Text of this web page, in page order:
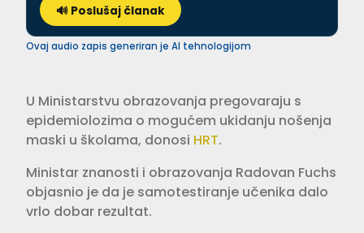
🔊 Poslušaj članak
Ovaj audio zapis generiran je AI tehnologijom
U Ministarstvu obrazovanja pregovaraju s
epidemiolozima o mogućem ukidanju nošenja
maski u školama, donosi HRT.
Ministar znanosti i obrazovanja Radovan Fuchs
objasnio je da je samotestiranje učenika dalo
vrlo dobar rezultat.